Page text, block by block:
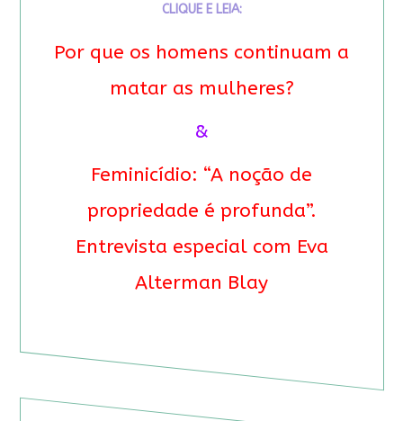
CLIQUE E LEIA:
Por que os homens continuam a
matar as mulheres?
&
Feminicídio: “A noção de
propriedade é profunda”.
Entrevista especial com Eva
Alterman Blay